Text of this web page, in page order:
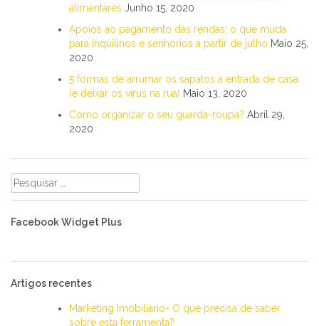
alimentares Junho 15, 2020
Apoios ao pagamento das rendas: o que muda
para inquilinos e senhorios a partir de julho Maio 25,
2020
5 formas de arrumar os sapatos à entrada de casa
(e deixar os vírus na rua) Maio 13, 2020
Como organizar o seu guarda-roupa? Abril 29,
2020
Pesquisar
por:
Facebook Widget Plus
Artigos recentes
Marketing Imobiliário- O que precisa de saber
sobre esta ferramenta?